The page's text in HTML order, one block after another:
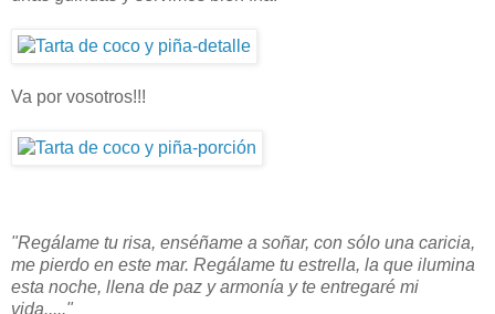
Va por vosotros!!!
"Regálame tu risa, enséñame a soñar, con sólo una caricia,
me pierdo en este mar. Regálame tu estrella, la que ilumina
esta noche, llena de paz y armonía y te entregaré mi
vida....."